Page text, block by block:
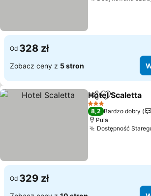
Od 328 zł
Zobacz ceny z 5 stron
Udostępnij
Dodaj do
Hotel Scaletta
3 Kategoria
8,2 Bardzo dobry
Pula
Dostępność
Od 329 zł